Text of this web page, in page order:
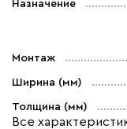
Назначение
Монтаж
Ширина (мм)
Толщина (мм)
Все